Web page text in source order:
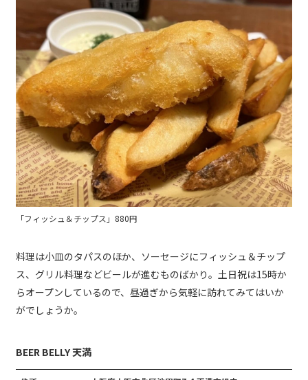
「フィッシュ＆チップス」880円
料理は小皿のタパスのほか、ソーセージにフィッシュ＆チップ
ス、グリル料理などビールが進むものばかり。土日祝は15時か
らオープンしているので、昼過ぎから気軽に訪れてみてはいか
がでしょうか。
BEER BELLY 天満